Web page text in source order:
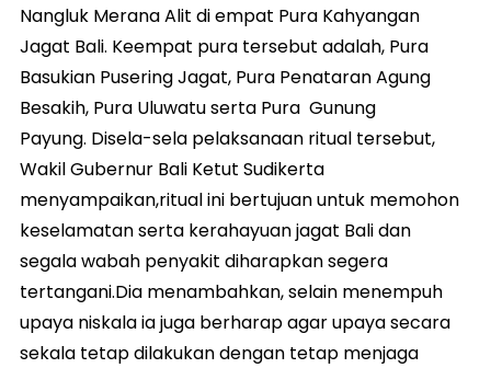
Nangluk Merana Alit di empat Pura Kahyangan
Jagat Bali. Keempat pura tersebut adalah, Pura
Basukian Pusering Jagat, Pura Penataran Agung
Besakih, Pura Uluwatu serta Pura Gunung
Payung. Disela-sela pelaksanaan ritual tersebut,
Wakil Gubernur Bali Ketut Sudikerta
menyampaikan,ritual ini bertujuan untuk memohon
keselamatan serta kerahayuan jagat Bali dan
segala wabah penyakit diharapkan segera
tertangani.Dia menambahkan, selain menempuh
upaya niskala ia juga berharap agar upaya secara
sekala tetap dilakukan dengan tetap menjaga